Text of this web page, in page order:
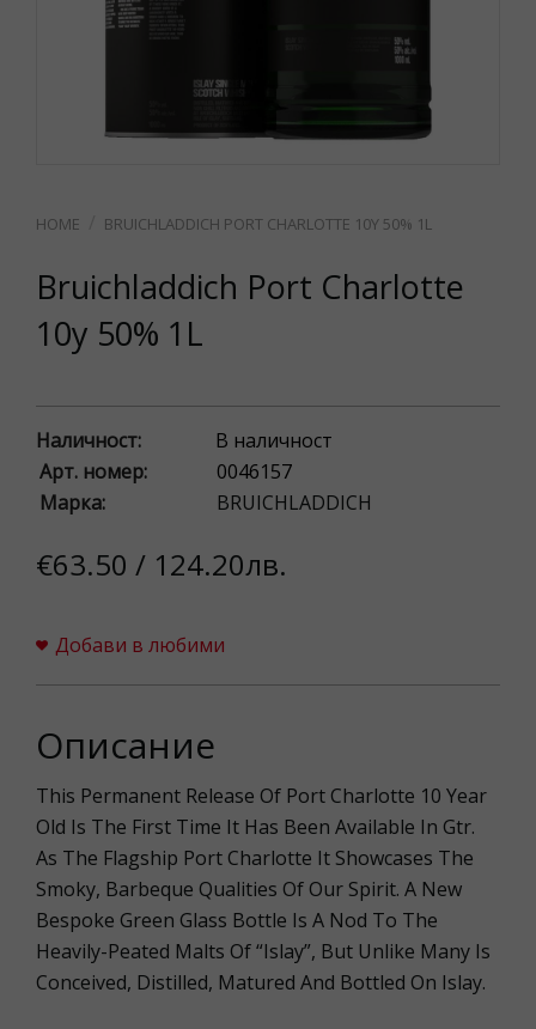
BRUICHLADDICH PORT CHARLOTTE 10Y 50% 1L
Bruichladdich Port Charlotte
10y 50% 1L
Наличност:
В наличност
Арт. номер:
0046157
Марка:
BRUICHLADDICH
€63.50 / 124.20лв.
Добави в любими
Описание
This Permanent Release Of Port Charlotte 10 Year
Old Is The First Time It Has Been Available In Gtr.
As The Flagship Port Charlotte It Showcases The
Smoky, Barbeque Qualities Of Our Spirit. A New
Bespoke Green Glass Bottle Is A Nod To The
Heavily-Peated Malts Of “Islay”, But Unlike Many Is
Conceived, Distilled, Matured And Bottled On Islay.